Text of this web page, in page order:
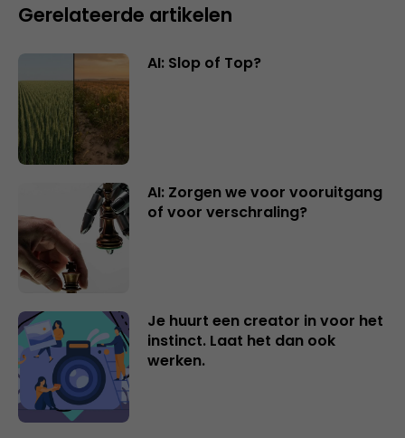
Gerelateerde artikelen
AI: Slop of Top?
AI: Zorgen we voor vooruitgang
of voor verschraling?
Je huurt een creator in voor het
instinct. Laat het dan ook
werken.